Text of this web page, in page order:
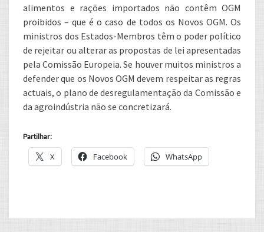
alimentos e rações importados não contêm OGM
proibidos – que é o caso de todos os Novos OGM. Os
ministros dos Estados-Membros têm o poder político
de rejeitar ou alterar as propostas de lei apresentadas
pela Comissão Europeia. Se houver muitos ministros a
defender que os Novos OGM devem respeitar as regras
actuais, o plano de desregulamentação da Comissão e
da agroindústria não se concretizará.
Partilhar:
X Facebook WhatsApp